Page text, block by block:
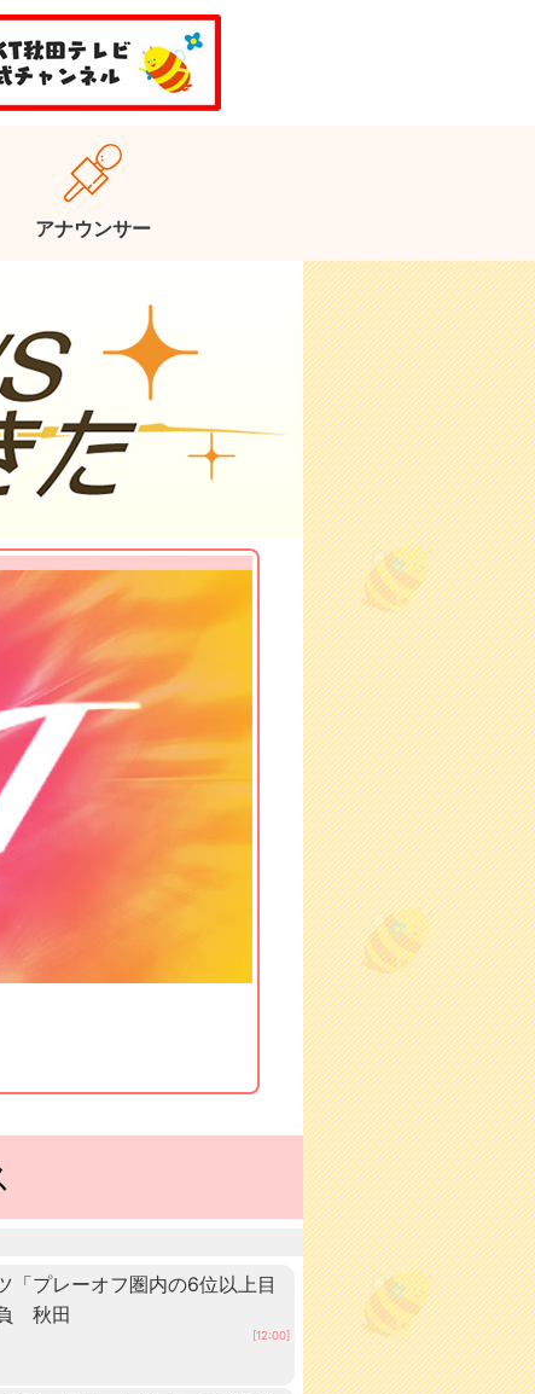
アナウンサー
「プレーオフ圏内の6位以上目
秋田
[12:00]